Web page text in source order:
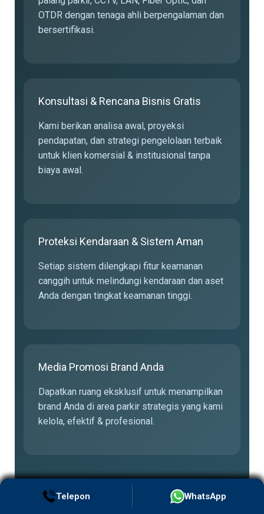
Telepon WhatsApp
OTDR dengan tenaga ahli berpengalaman dan
bersertifikasi.
Konsultasi & Rencana Bisnis Gratis
Kami berikan analisa awal, proyeksi
pendapatan, dan strategi pengelolaan terbaik
untuk klien komersial & institusional tanpa
biaya awal.
Proteksi Kendaraan & Sistem Aman
Setiap sistem dilengkapi fitur keamanan
canggih untuk melindungi kendaraan dan aset
Anda dengan tingkat keamanan tinggi.
Media Promosi Brand Anda
Dapatkan ruang eksklusif untuk menampilkan
brand Anda di area parkir strategis yang kami
kelola, efektif & profesional.
📞 Konsultasi Sekarang via
Telepon WhatsApp
Telepon WhatsApp
Telepon WhatsApp
Telepon WhatsApp